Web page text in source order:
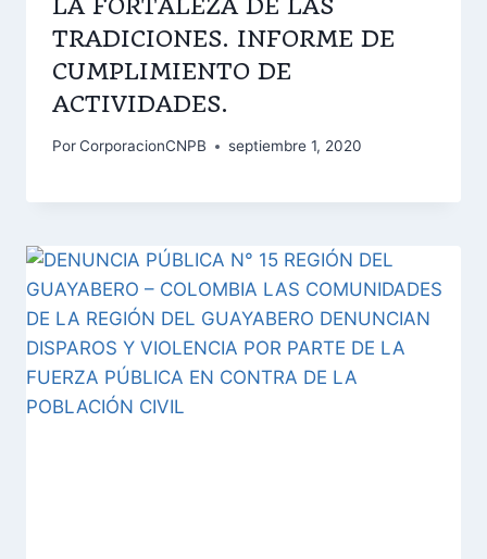
LA FORTALEZA DE LAS
TRADICIONES. INFORME DE
CUMPLIMIENTO DE
ACTIVIDADES.
PorCorporacionCNPB septiembre 1, 2020